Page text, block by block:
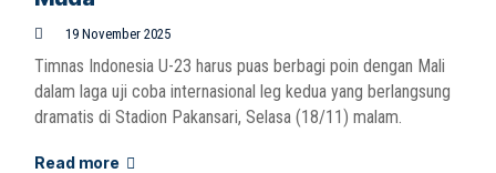
19 November 2025
Timnas Indonesia U-23 harus puas berbagi poin dengan Mali
dalam laga uji coba internasional leg kedua yang berlangsung
dramatis di Stadion Pakansari, Selasa (18/11) malam.
Read more